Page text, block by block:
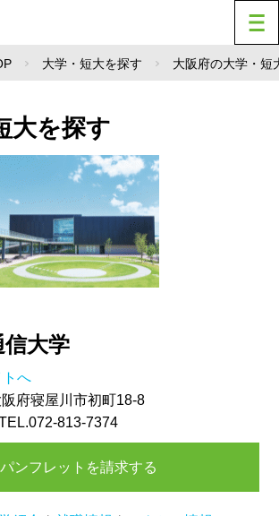
大学・短大を探す 大阪府の大学・短
大を探す
信大学
へ
府寝屋川市初町18-8
813-7374
パンフレットを請求する